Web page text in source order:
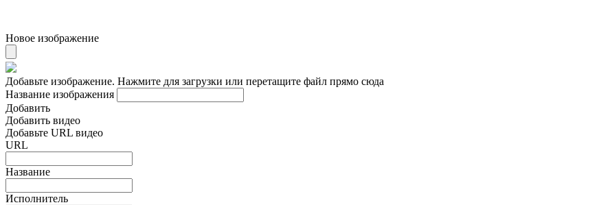
Новое изображение
Добавьте изображение. Нажмите для загрузки или перетащите файл прямо сюда
Название изображения
Добавить
Добавить видео
Добавьте URL видео
URL
Название
Исполнитель